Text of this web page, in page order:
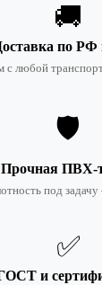
🚚
по
с любой
🛡️
Прочная ПВХ-
под
✅
и